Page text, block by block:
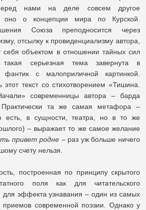
нами на деле совсем другое
оно о концепции мира по Курской.
Союза преподносится через
отсылку к провиденциализму автора,
себя объектом в отношении тайных сил
серьезная тема завернута в
фантик с малоприличной картинкой.
этот текст со стихотворением «Тишина.
современницы автора – барда
та же самая метафора –
есть, в сущности, театра, но в то же
– выражает то же самое желание
привет родне – раз уж больше ничего
счету нельзя.
построенная по принципу скрытого
поля как для читательского
для эффекта узнавания – один из самых
приемов современной поэзии. Однако у